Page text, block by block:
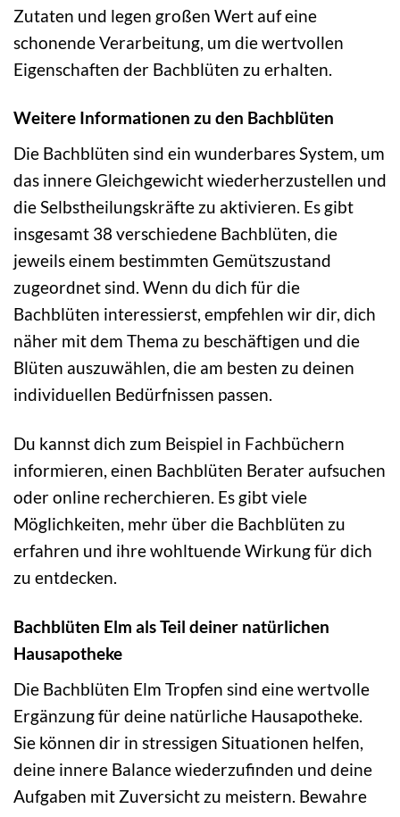
Zutaten und legen großen Wert auf eine
schonende Verarbeitung, um die wertvollen
Eigenschaften der Bachblüten zu erhalten.
Weitere Informationen zu den Bachblüten
Die Bachblüten sind ein wunderbares System, um
das innere Gleichgewicht wiederherzustellen und
die Selbstheilungskräfte zu aktivieren. Es gibt
insgesamt 38 verschiedene Bachblüten, die
jeweils einem bestimmten Gemütszustand
zugeordnet sind. Wenn du dich für die
Bachblüten interessierst, empfehlen wir dir, dich
näher mit dem Thema zu beschäftigen und die
Blüten auszuwählen, die am besten zu deinen
individuellen Bedürfnissen passen.
Du kannst dich zum Beispiel in Fachbüchern
informieren, einen Bachblüten Berater aufsuchen
oder online recherchieren. Es gibt viele
Möglichkeiten, mehr über die Bachblüten zu
erfahren und ihre wohltuende Wirkung für dich
zu entdecken.
Bachblüten Elm als Teil deiner natürlichen
Hausapotheke
Die Bachblüten Elm Tropfen sind eine wertvolle
Ergänzung für deine natürliche Hausapotheke.
Sie können dir in stressigen Situationen helfen,
deine innere Balance wiederzufinden und deine
Aufgaben mit Zuversicht zu meistern. Bewahre